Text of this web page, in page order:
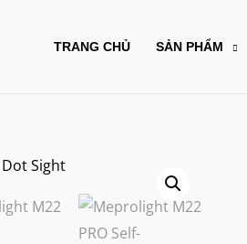
TRANG CHỦ SẢN PHẨM